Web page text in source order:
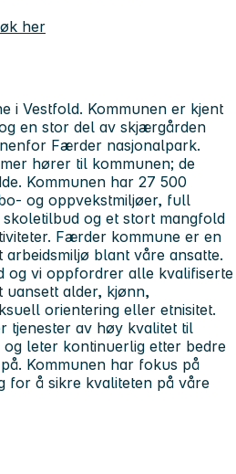
her
i Vestfold. Kommunen er kjent
en stor del av skjærgården
Færder nasjonalpark.
hører til kommunen; de
Kommunen har 27 500
og oppvekstmiljøer, full
skoletilbud og et stort mangfold
Færder kommune er en
blant våre ansatte.
og vi oppfordrer alle kvalifiserte
uansett alder, kjønn,
orientering eller etnisitet.
tjenester av høy kvalitet til
leter kontinuerlig etter bedre
Kommunen har fokus på
for å sikre kvaliteten på våre